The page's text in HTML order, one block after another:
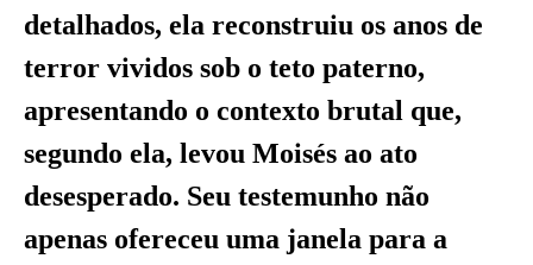
detalhados, ela reconstruiu os anos de
terror vividos sob o teto paterno,
apresentando o contexto brutal que,
segundo ela, levou Moisés ao ato
desesperado. Seu testemunho não
apenas ofereceu uma janela para a